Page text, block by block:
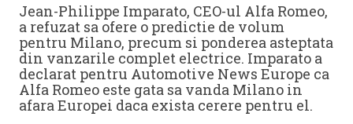
Jean-Philippe Imparato, CEO-ul Alfa Romeo,
a refuzat sa ofere o predictie de volum
pentru Milano, precum si ponderea asteptata
din vanzarile complet electrice. Imparato a
declarat pentru Automotive News Europe ca
Alfa Romeo este gata sa vanda Milano in
afara Europei daca exista cerere pentru el.